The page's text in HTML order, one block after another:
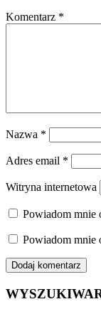
Komentarz *
Nazwa *
Adres email *
Witryna internetowa
Powiadom mnie
Powiadom mnie